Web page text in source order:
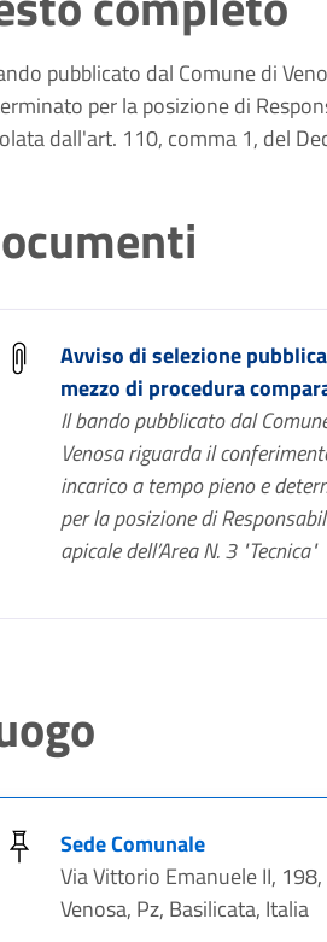
pubblicato dal Comune di
per la posizione di
dall'art. 110, comma 1, del
Avviso di selezione
mezzo di procedura
Il bando pubblicato dal
Venosa riguarda il
incarico a tempo pieno e
per la posizione di
apicale dell’Area N. 3 "Tecnica"
Sede Comunale
Via Vittorio Emanuele II, 198,
Venosa, Pz, Basilicata, Italia